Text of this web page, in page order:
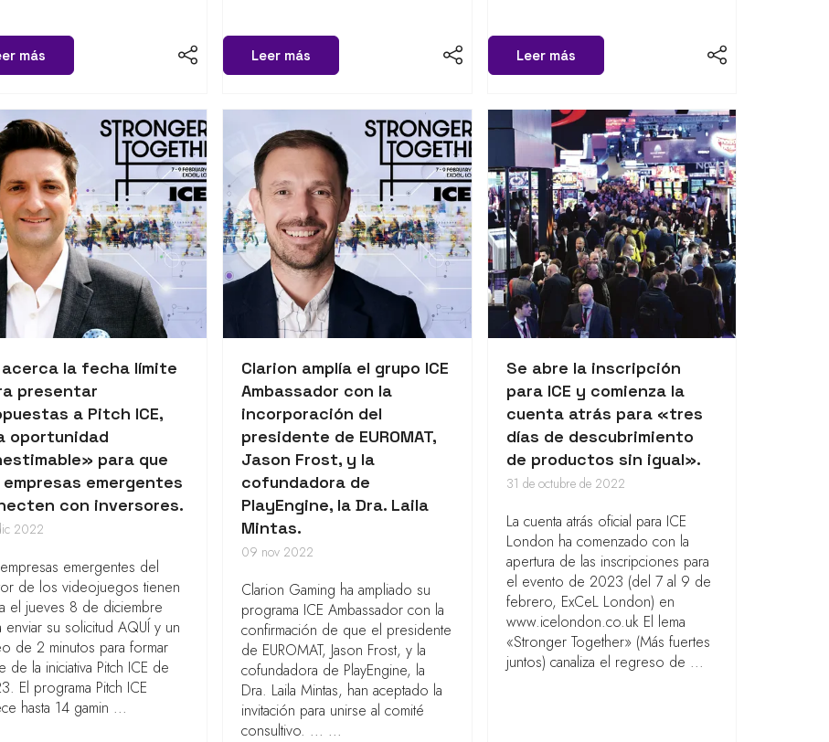
más Leer más Leer más
acerca la fecha límite
presentar
a Pitch ICE,
oportunidad
para que
empresas emergentes
con inversores.
2022
emergentes del
de los videojuegos tienen
el jueves 8 de diciembre
enviar su solicitud AQUÍ y un
de 2 minutos para formar
de la iniciativa Pitch ICE de
El programa Pitch ICE
hasta 14 gamin ...
Clarion amplía el grupo ICE
Ambassador con la
incorporación del
presidente de EUROMAT,
Jason Frost, y la
cofundadora de
PlayEngine, la Dra. Laila
Mintas.
09 nov 2022
Clarion Gaming ha ampliado su
programa ICE Ambassador con la
confirmación de que el presidente
de EUROMAT, Jason Frost, y la
cofundadora de PlayEngine, la
Dra. Laila Mintas, han aceptado la
invitación para unirse al comité
consultivo. ... ...
Se abre la inscripción
para ICE y comienza la
cuenta atrás para «tres
días de descubrimiento
de productos sin igual».
31 de octubre de 2022
La cuenta atrás oficial para ICE
London ha comenzado con la
apertura de las inscripciones para
el evento de 2023 (del 7 al 9 de
febrero, ExCeL London) en
www.icelondon.co.uk El lema
«Stronger Together» (Más fuertes
juntos) canaliza el regreso de ...